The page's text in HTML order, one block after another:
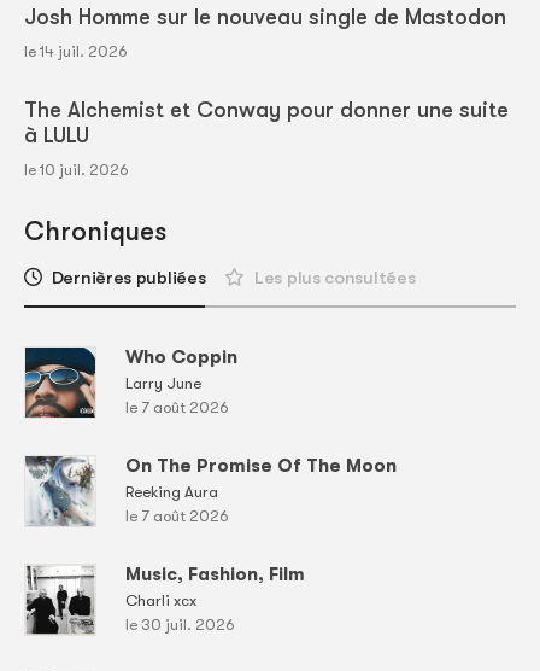
Josh Homme sur le nouveau single de Mastodon
le 14 juil. 2026
The Alchemist et Conway pour donner une suite
à LULU
le 10 juil. 2026
Chroniques
Dernières publiées Les plus consultées
Who Coppin
Larry June
le 7 août 2026
On The Promise Of The Moon
Reeking Aura
le 7 août 2026
Music, Fashion, Film
Charli xcx
le 30 juil. 2026